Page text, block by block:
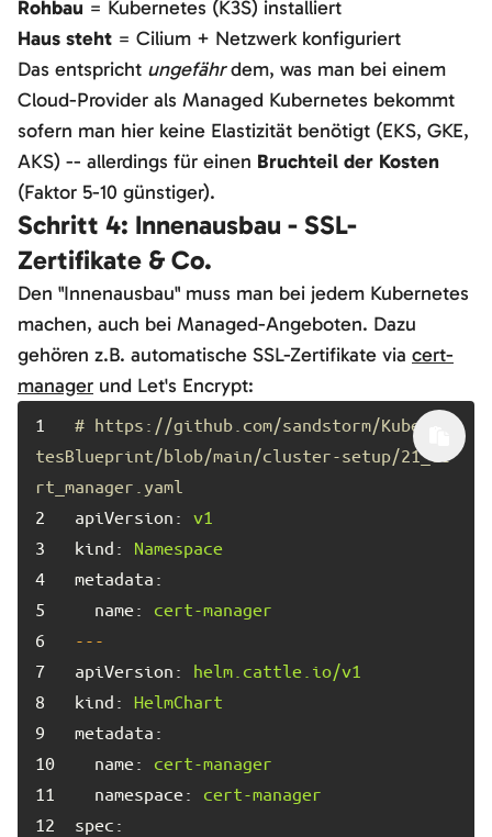
Rohbau = Kubernetes (K3S) installiert
Haus steht = Cilium + Netzwerk konfiguriert
Das entspricht ungefährdem, was man bei einem
Cloud-Provider als Managed Kubernetes bekommt
sofern man hier keine Elastizität benötigt (EKS, GKE,
AKS) -- allerdings für einen Bruchteil der Kosten
(Faktor 5-10 günstiger).
Schritt 4: Innenausbau - SSL-
Zertifikate & Co.
Den "Innenausbau" muss man bei jedem Kubernetes
machen, auch bei Managed-Angeboten. Dazu
gehören z.B. automatische SSL-Zertifikate via cert-
manager und Let's Encrypt:
# https://github.com/sandstorm/Kuberne
tesBlueprint/blob/main/cluster-setup/21_ce
rt_manager.yaml
apiVersion:
v1
kind:
Namespace
metadata:
name:
cert-manager
---
apiVersion:
helm.cattle.io/v1
kind:
HelmChart
metadata:
name:
cert-manager
namespace:
cert-manager
spec: